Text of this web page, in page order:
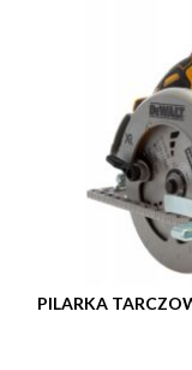
PILARKA TARCZOWA AKUMULATOROWA 184MM XR 18V